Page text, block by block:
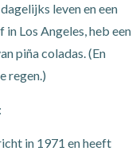
leven en een
Los Angeles, heb een
piña coladas. (En
regen.)
in 1971 en heeft